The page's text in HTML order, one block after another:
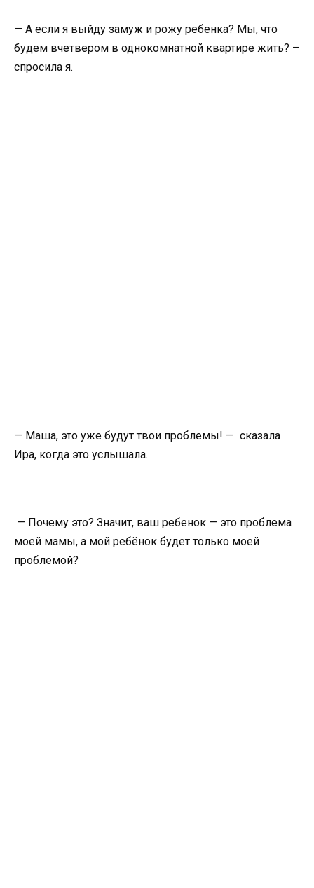
— А если я выйду замуж и рожу ребенка? Мы, что
будем вчетвером в однокомнатной квартире жить? –
спросила я.
— Маша, это уже будут твои проблемы! — сказала
Ира, когда это услышала.
— Почему это? Значит, ваш ребенок — это проблема
моей мамы, а мой ребёнок будет только моей
проблемой?